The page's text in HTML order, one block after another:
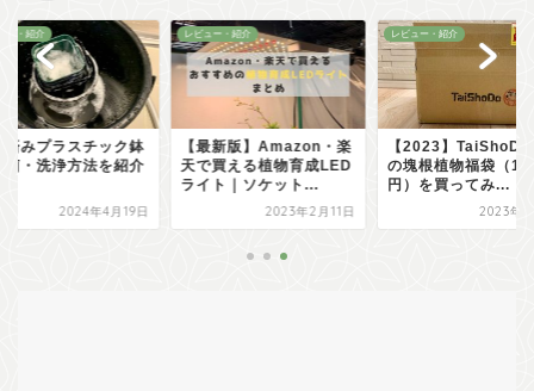
ー・紹介
済みプラスチック鉢
菌・洗浄方法を紹介
2024年4月19日
レビュー・紹介
【最新版】Amazon・楽
天で買える植物育成LED
ライト｜ソケット...
2023年2月11日
レビュー・紹介
【2023】TaiShoDo
の塊根植物福袋（1
円）を買ってみ...
2023年1